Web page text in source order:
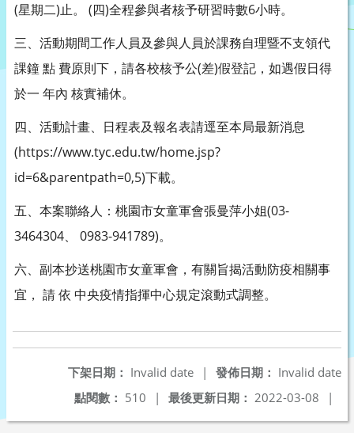
(星期二)止。 (四)全程參與者核予研習時數6小時。
三、活動期間工作人員及參與人員於課務自理暨不支領代
課鐘 點 費原則下，請各校核予公(差)假登記，如遇假日得
於一 年內 核實補休。
四、活動計畫、日程表及報名表請逕至本局最新消息
(https://www.tyc.edu.tw/home.jsp?
id=6&parentpath=0,5)下載。
五、本案聯絡人：桃園市女童軍會張曼萍小姐(03-
3464304、 0983-941789)。
六、副本抄送桃園市女童軍會，有關旨揭活動防疫相關事
宜， 請 依 中央疫情指揮中心規定滾動式調整。
發佈日期： Invalid date
下架日期： Invalid date
|
最後更新日期： 2022-03-08 |
點閱數： 510 |